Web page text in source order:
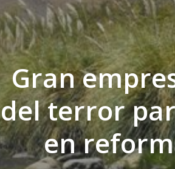
Gran
del terror
en